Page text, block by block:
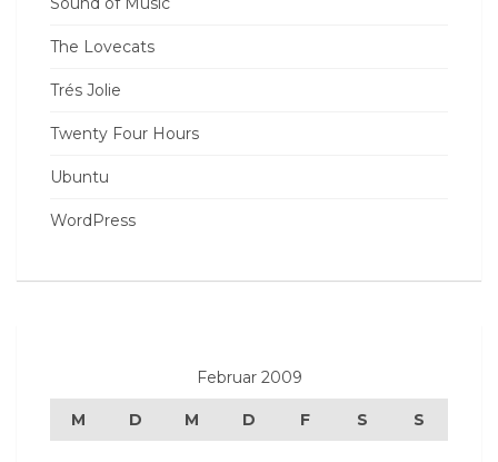
The Lovecats
Trés Jolie
Twenty Four Hours
Ubuntu
WordPress
Februar 2009
M D M D F S S